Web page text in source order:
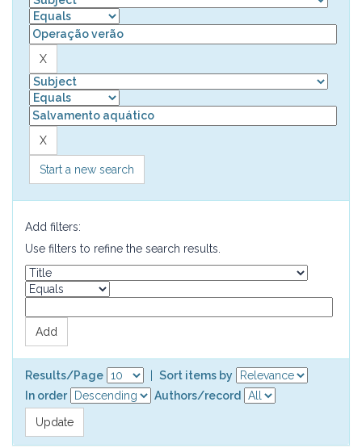
Start a new search
Add filters:
Use filters to refine the search results.
Results/Page
Sort items by
In order
Authors/record